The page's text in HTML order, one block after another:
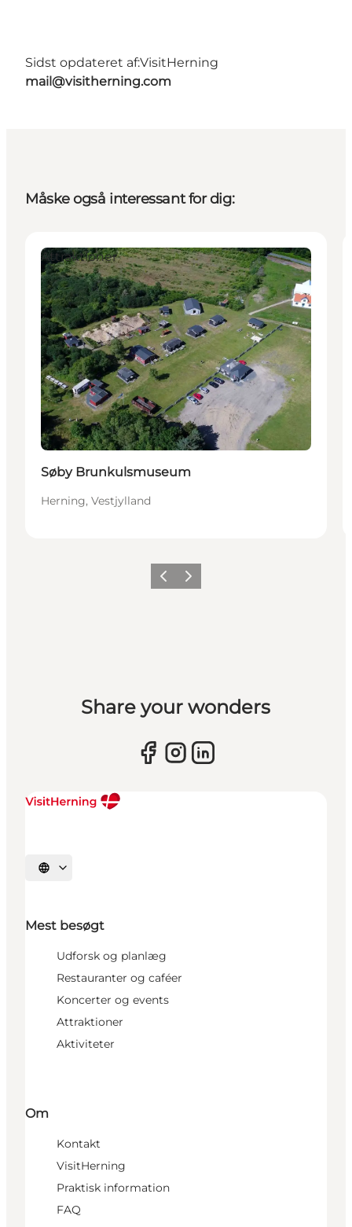
Sidst opdateret af:VisitHerning
mail@visitherning.com
Måske også interessant for dig:
Attraktioner
Søby Brunkulsmuseum
Herning, Vestjylland
Forrige billede
Næste billede
Share your wonders
Vælg sprog
Mest besøgt
Udforsk og planlæg
Restauranter og caféer
Koncerter og events
Attraktioner
Aktiviteter
Om
Kontakt
VisitHerning
Praktisk information
FAQ